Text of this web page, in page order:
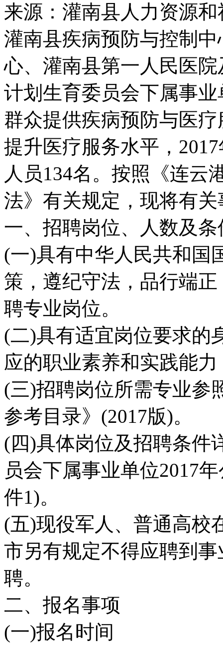
来源：灌南县人力资源
灌南县疾病预防与控制
心、灌南县第一人民医
计划生育委员会下属事
群众提供疾病预防与医
提升医疗服务水平，
人员134名。按照《连云
法》有关规定，现将有
一、招聘岗位、人数及条
(一)具有中华人民共和国
策，遵纪守法，品行端
聘专业岗位。
(二)具有适宜岗位要求的
应的职业素养和实践能
(三)招聘岗位所需专业参
参考目录》(2017版)。
(四)具体岗位及招聘条件
员会下属事业单位2017
件1)。
(五)现役军人、普通高校
市另有规定不得应聘到
聘。
二、报名事项
(一)报名时间